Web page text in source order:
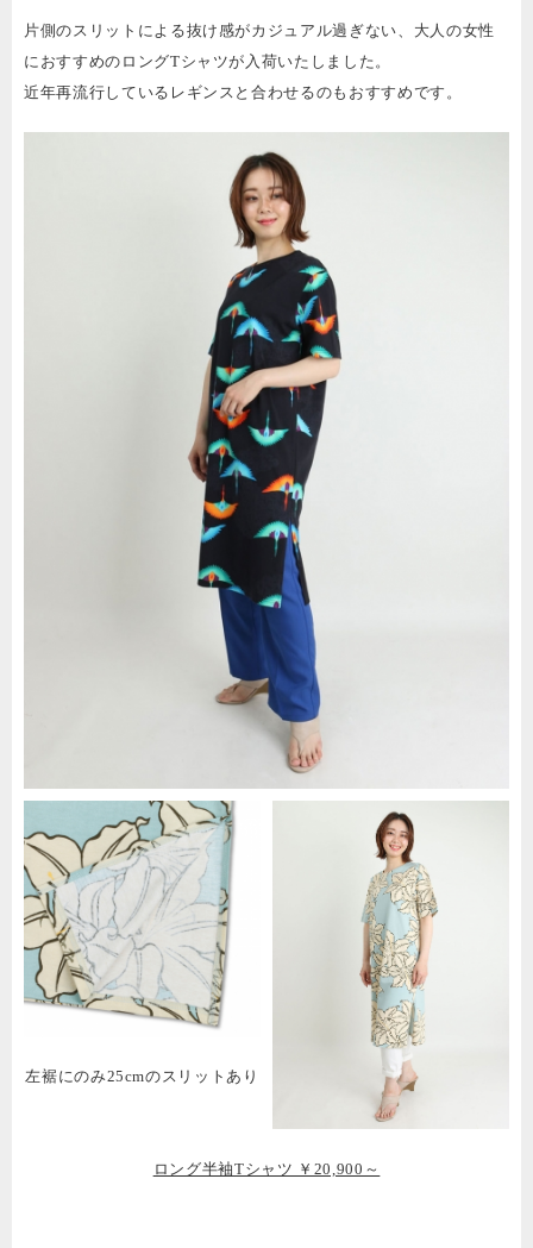
片側のスリットによる抜け感がカジュアル過ぎない、大人の女性
におすすめのロングTシャツが入荷いたしました。
近年再流行しているレギンスと合わせるのもおすすめです。
左裾にのみ25cmのスリットあり
ロング半袖Tシャツ ￥20,900～